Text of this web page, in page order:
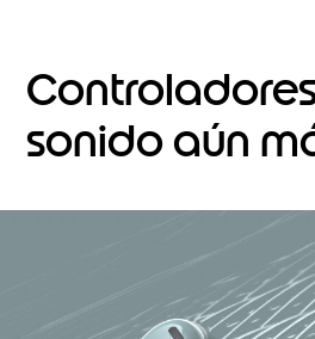
sonido aún